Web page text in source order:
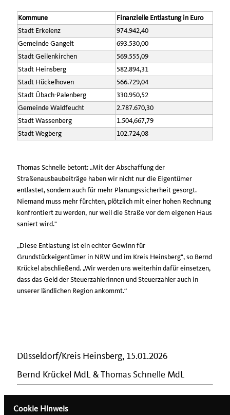
Kommune
Finanzielle Entlastung in Euro
Stadt Erkelenz
974.942,40
Gemeinde Gangelt
693.530,00
Stadt Geilenkirchen
569.555,09
Stadt Heinsberg
582.894,31
Stadt Hückelhoven
566.729,04
Stadt Übach-Palenberg
330.950,52
Gemeinde Waldfeucht
2.787.670,30
Stadt Wassenberg
1.504,667,79
Stadt Wegberg
102.724,08
Thomas Schnelle betont: „Mit der Abschaffung der
Straßenausbaubeiträge haben wir nicht nur die Eigentümer
entlastet, sondern auch für mehr Planungssicherheit gesorgt.
Niemand muss mehr fürchten, plötzlich mit einer hohen Rechnung
konfrontiert zu werden, nur weil die Straße vor dem eigenen Haus
saniert wird."
Diese Entlastung ist ein echter Gewinn für
Grundstückeigentümer in NRW und im Kreis Heinsberg", so Bernd
Krückel abschließend. „Wir werden uns weiterhin dafür einsetzen,
dass das Geld der Steuerzahlerinnen und Steuerzahler auch in
unserer ländlichen Region ankommt.“
Düsseldorf/Kreis Heinsberg, 15.01.2026
Bernd Krückel MdL & Thomas Schnelle MdL
Cookie Hinweis